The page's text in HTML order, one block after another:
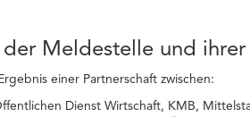
Meldestelle und ihrer
einer Partnerschaft zwischen:
Dienst Wirtschaft, KMB,